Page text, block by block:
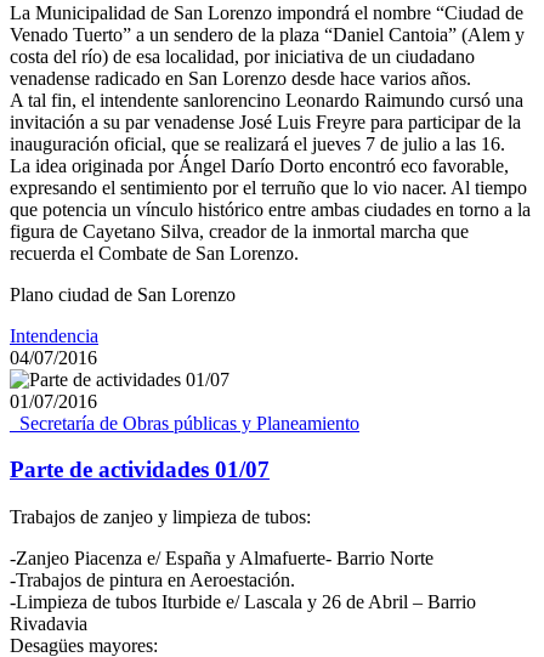
La Municipalidad de San Lorenzo impondrá el nombre “Ciudad de
Venado Tuerto” a un sendero de la plaza “Daniel Cantoia” (Alem y
costa del río) de esa localidad, por iniciativa de un ciudadano
venadense radicado en San Lorenzo desde hace varios años.
A tal fin, el intendente sanlorencino Leonardo Raimundo cursó una
invitación a su par venadense José Luis Freyre para participar de la
inauguración oficial, que se realizará el jueves 7 de julio a las 16.
La idea originada por Ángel Darío Dorto encontró eco favorable,
expresando el sentimiento por el terruño que lo vio nacer. Al tiempo
que potencia un vínculo histórico entre ambas ciudades en torno a la
figura de Cayetano Silva, creador de la inmortal marcha que
recuerda el Combate de San Lorenzo.
Plano ciudad de San Lorenzo
Intendencia
04/07/2016
01/07/2016
_Secretaría de Obras públicas y Planeamiento
Parte de actividades 01/07
Trabajos de zanjeo y limpieza de tubos:
-Zanjeo Piacenza e/ España y Almafuerte- Barrio Norte
-Trabajos de pintura en Aeroestación.
-Limpieza de tubos Iturbide e/ Lascala y 26 de Abril – Barrio
Rivadavia
Desagües mayores: